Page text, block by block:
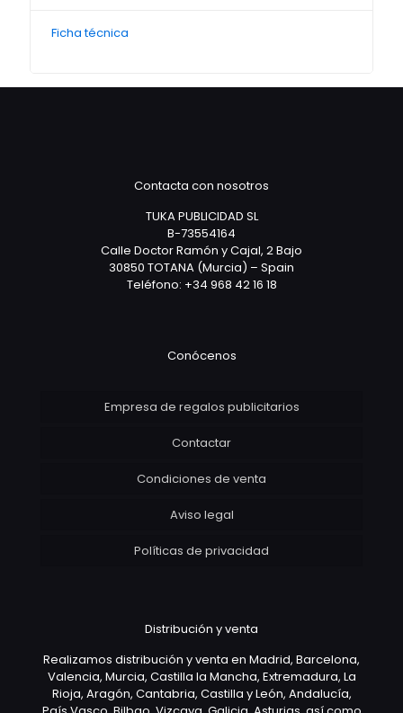
Ficha técnica
Contacta con nosotros
TUKA PUBLICIDAD SL
B-73554164
Calle Doctor Ramón y Cajal, 2 Bajo
30850 TOTANA (Murcia) – Spain
Teléfono: +34 968 42 16 18
Conócenos
Empresa de regalos publicitarios
Contactar
Condiciones de venta
Aviso legal
Políticas de privacidad
Distribución y venta
Realizamos distribución y venta en Madrid, Barcelona,
Valencia, Murcia, Castilla la Mancha, Extremadura, La
Rioja, Aragón, Cantabria, Castilla y León, Andalucía,